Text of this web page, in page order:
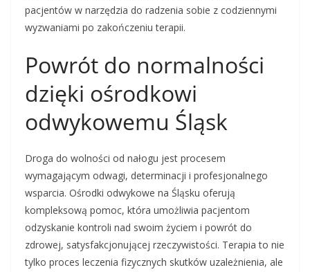
pacjentów w narzędzia do radzenia sobie z codziennymi
wyzwaniami po zakończeniu terapii.
Powrót do normalności
dzięki ośrodkowi
odwykowemu Śląsk
Droga do wolności od nałogu jest procesem
wymagającym odwagi, determinacji i profesjonalnego
wsparcia. Ośrodki odwykowe na Śląsku oferują
kompleksową pomoc, która umożliwia pacjentom
odzyskanie kontroli nad swoim życiem i powrót do
zdrowej, satysfakcjonującej rzeczywistości. Terapia to nie
tylko proces leczenia fizycznych skutków uzależnienia, ale